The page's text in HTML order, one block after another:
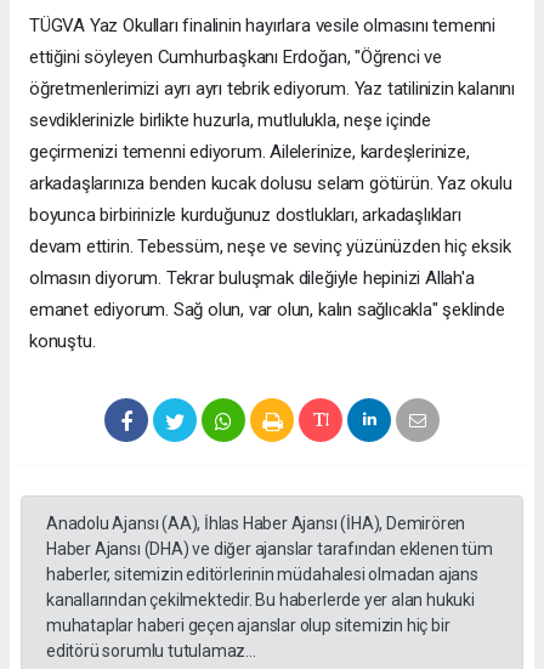
TÜGVA Yaz Okulları finalinin hayırlara vesile olmasını temenni
ettiğini söyleyen Cumhurbaşkanı Erdoğan, "Öğrenci ve
öğretmenlerimizi ayrı ayrı tebrik ediyorum. Yaz tatilinizin kalanını
sevdiklerinizle birlikte huzurla, mutlulukla, neşe içinde
geçirmenizi temenni ediyorum. Ailelerinize, kardeşlerinize,
arkadaşlarınıza benden kucak dolusu selam götürün. Yaz okulu
boyunca birbirinizle kurduğunuz dostlukları, arkadaşlıkları
devam ettirin. Tebessüm, neşe ve sevinç yüzünüzden hiç eksik
olmasın diyorum. Tekrar buluşmak dileğiyle hepinizi Allah'a
emanet ediyorum. Sağ olun, var olun, kalın sağlıcakla" şeklinde
konuştu.
Anadolu Ajansı (AA), İhlas Haber Ajansı (İHA), Demirören
Haber Ajansı (DHA) ve diğer ajanslar tarafından eklenen tüm
haberler, sitemizin editörlerinin müdahalesi olmadan ajans
kanallarından çekilmektedir. Bu haberlerde yer alan hukuki
muhataplar haberi geçen ajanslar olup sitemizin hiç bir
editörü sorumlu tutulamaz...